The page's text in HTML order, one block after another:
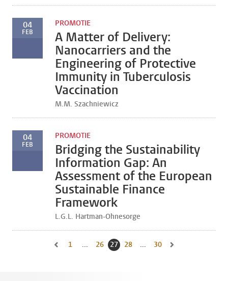
04
FEB
PROMOTIE
A Matter of Delivery:
Nanocarriers and the
Engineering of Protective
Immunity in Tuberculosis
Vaccination
M.M. Szachniewicz
04
FEB
PROMOTIE
Bridging the Sustainability
Information Gap: An
Assessment of the European
Sustainable Finance
Framework
L.G.L. Hartman-Ohnesorge
Naar vorige pagina, pagina 26
Naar eerste pagina, pagina
1 ... Naar pagina
26 Huidige pagina, pagina
27 Naar pagina
28 ... Naar laatste pagina,
30